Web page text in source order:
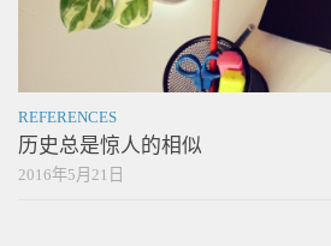
REFERENCES
历史总是惊人的相似
2016年5月21日